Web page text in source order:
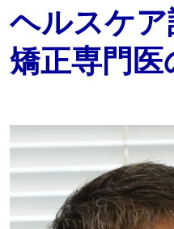
ヘルスケア
矯正専門医